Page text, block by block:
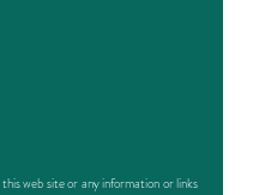
web site or any information or links